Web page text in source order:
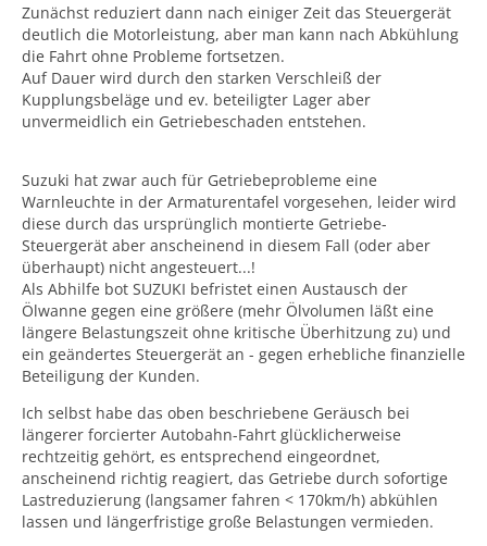
Zunächst reduziert dann nach einiger Zeit das Steuergerät
deutlich die Motorleistung, aber man kann nach Abkühlung
die Fahrt ohne Probleme fortsetzen.
Auf Dauer wird durch den starken Verschleiß der
Kupplungsbeläge und ev. beteiligter Lager aber
unvermeidlich ein Getriebeschaden entstehen.
Suzuki hat zwar auch für Getriebeprobleme eine
Warnleuchte in der Armaturentafel vorgesehen, leider wird
diese durch das ursprünglich montierte Getriebe-
Steuergerät aber anscheinend in diesem Fall (oder aber
überhaupt) nicht angesteuert...!
Als Abhilfe bot SUZUKI befristet einen Austausch der
Ölwanne gegen eine größere (mehr Ölvolumen läßt eine
längere Belastungszeit ohne kritische Überhitzung zu) und
ein geändertes Steuergerät an - gegen erhebliche finanzielle
Beteiligung der Kunden.
Ich selbst habe das oben beschriebene Geräusch bei
längerer forcierter Autobahn-Fahrt glücklicherweise
rechtzeitig gehört, es entsprechend eingeordnet,
anscheinend richtig reagiert, das Getriebe durch sofortige
Lastreduzierung (langsamer fahren < 170km/h) abkühlen
lassen und längerfristige große Belastungen vermieden.